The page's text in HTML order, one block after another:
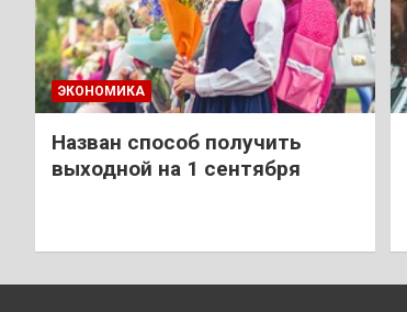
ЭКОНОМИКА
Назван способ получить
выходной на 1 сентября